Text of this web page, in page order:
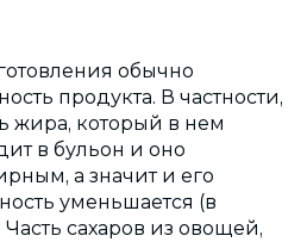
обычно
продукта. В частности,
жира, который в нем
в бульон и оно
а значит и его
уменьшается (в
сахаров из овощей,